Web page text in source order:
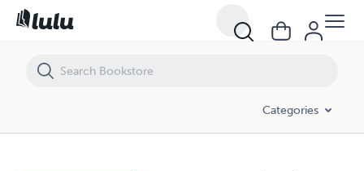
Categories
Smlouvy uzavírané prostřednictvím internetu